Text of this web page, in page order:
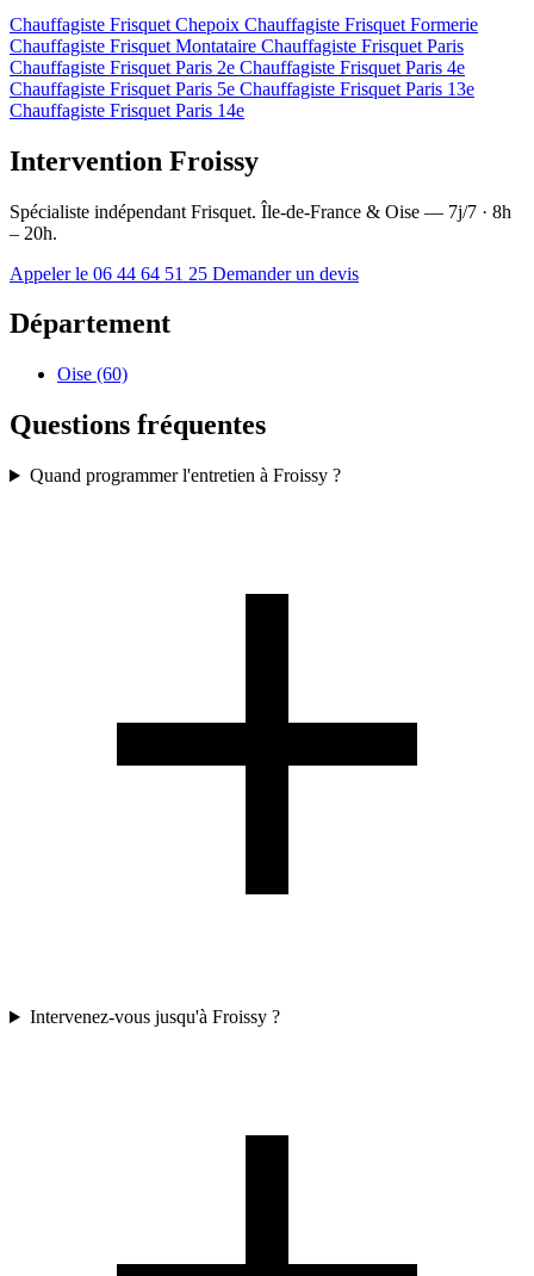
Chauffagiste Frisquet Chepoix Chauffagiste Frisquet Formerie
Chauffagiste Frisquet Montataire Chauffagiste Frisquet Paris
Chauffagiste Frisquet Paris 2e Chauffagiste Frisquet Paris 4e
Chauffagiste Frisquet Paris 5e Chauffagiste Frisquet Paris 13e
Chauffagiste Frisquet Paris 14e
Intervention Froissy
Spécialiste indépendant Frisquet. Île-de-France & Oise — 7j/7 · 8h
– 20h.
Appeler le 06 44 64 51 25 Demander un devis
Département
Oise (60)
Questions fréquentes
Quand programmer l'entretien à Froissy ?
Intervenez-vous jusqu'à Froissy ?